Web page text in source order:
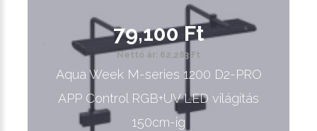
79,100 Ft
Nettó ár: 62,283 Ft
Aqua Week M-series 1200 D2-PRO
APP Control RGB+UV LED világítás
150cm-ig